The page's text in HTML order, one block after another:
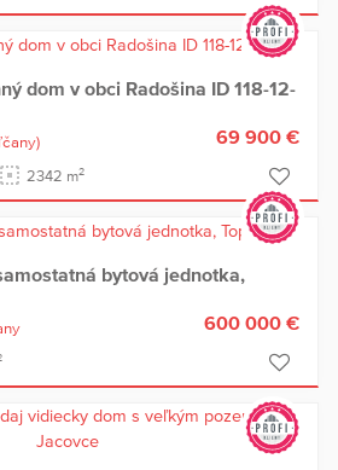
dom v obci Radošina ID 118-12-
2342 m2
69 900 €
bytová jednotka,
600 000 €